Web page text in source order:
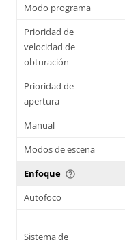
Modo programa
Prioridad de
velocidad de
obturación
Prioridad de
apertura
Manual
Modos de escena
Enfoque help_outline
Autofoco
Sistema de